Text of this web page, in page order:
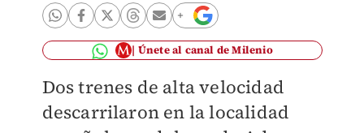
Únete al canal de Milenio
Dos trenes de alta velocidad
descarrilaron en la localidad